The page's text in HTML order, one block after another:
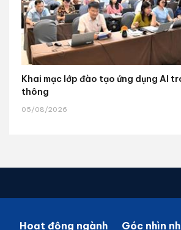
Khai mạc lớp đào tạo ứng dụng AI
thông
05/08/2026
Hoạt động ngành Góc nhìn